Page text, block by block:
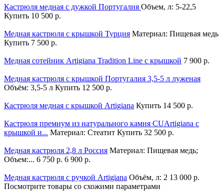
Кастрюля медная с дужкой Португалия Объем, л: 5-22,5
Купить 10 500 р.
Медная кастрюля c крышкой Турция Материал: Пищевая медь
Купить 7 500 р.
Медная сотейник Artigiana Tradition Line с крышкой 7 900 р.
Медная кастрюля с крышкой Португалия 3,5-5 л луженая
Объём: 3,5-5 л Купить 12 500 р.
Кастрюля медная с крышкой Artigiana Купить 14 500 р.
Кастрюля премиум из натурального камня CUArtigiana с
крышкой и... Материал: Стеатит Купить 32 500 р.
Медная кастрюля 2,8 л Россия Материал: Пищевая медь;
Объем:... 6 750 р. 6 900 р.
Медная кастрюля с ручкой Artigiana Объём, л: 2 13 000 р.
Посмотрите товары со схожими параметрами